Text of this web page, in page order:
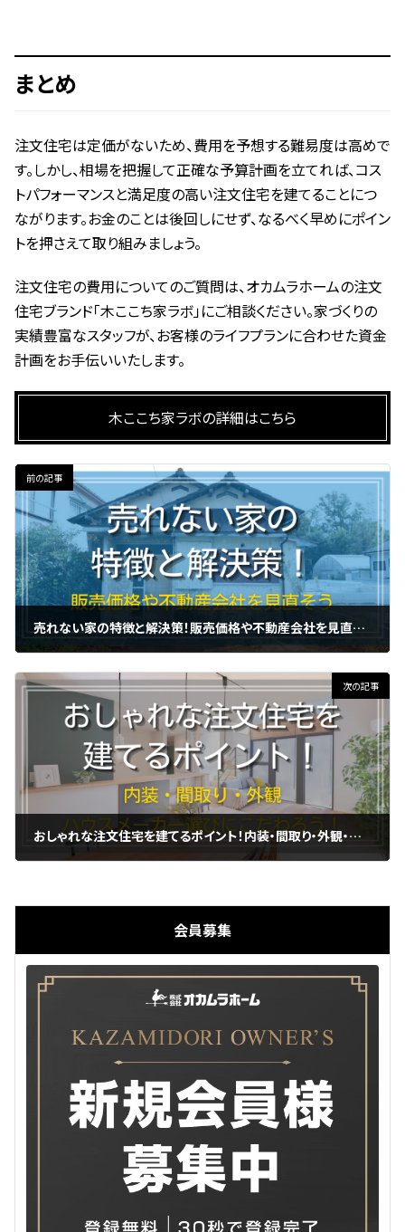
まとめ
注文住宅は定価がないため、費用を予想する難易度は高めで
す。しかし、相場を把握して正確な予算計画を立てれば、コス
トパフォーマンスと満足度の高い注文住宅を建てることにつ
ながります。お金のことは後回しにせず、なるべく早めにポイン
トを押さえて取り組みましょう。
注文住宅の費用についてのご質問は、オカムラホームの注文
住宅ブランド「木ここち家ラボ」にご相談ください。家づくりの
実績豊富なスタッフが、お客様のライフプランに合わせた資金
計画をお手伝いいたします。
木ここち家ラボの詳細はこちら
前の記事
売れない家の特徴と解決策！販売価格や不動産会社を見直そう
次の記事
おしゃれな注文住宅を建てるポイント！内装・間取り・外観・ハウスメーカー選びにこだわろう！
会員募集